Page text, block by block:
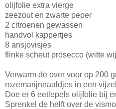
olijfolie extra vierge
zeezout en zwarte peper
2 citroenen gewassen
handvol kappertjes
8 ansjovisjes
flinke scheut prosecco (witte
Verwarm de over voor op 200
rozemarijnnaaldjes in een
Doe er 6 eetlepels olijfolie bij
Sprenkel de helft over de